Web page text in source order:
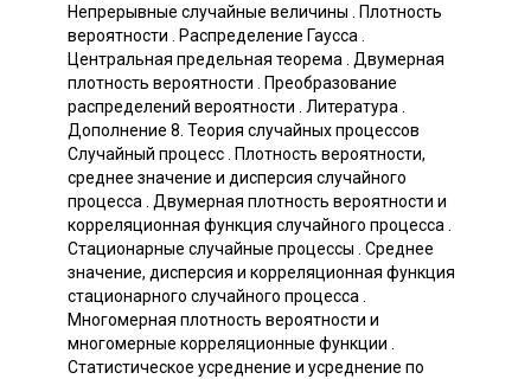
Непрерывные случайные величины . Плотность
вероятности . Распределение Гаусса .
Центральная предельная теорема . Двумерная
плотность вероятности . Преобразование
распределений вероятности . Литература .
Дополнение 8. Теория случайных процессов
Случайный процесс . Плотность вероятности,
среднее значение и дисперсия случайного
процесса . Двумерная плотность вероятности и
корреляционная функция случайного процесса .
Стационарные случайные процессы . Среднее
значение, дисперсия и корреляционная функция
стационарного случайного процесса .
Многомерная плотность вероятности и
многомерные корреляционные функции .
Статистическое усреднение и усреднение по